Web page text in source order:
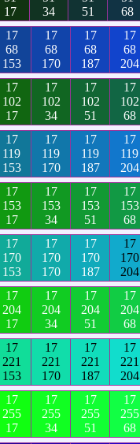
17
34
51
68
17
68
153
17
68
170
17
68
187
17
68
204
17
102
17
17
102
34
17
102
51
17
102
68
17
119
153
17
119
170
17
119
187
17
119
204
17
153
17
17
153
34
17
153
51
17
153
68
17
170
153
17
170
170
17
170
187
17
170
204
17
204
17
17
204
34
17
204
51
17
204
68
17
221
153
17
221
170
17
221
187
17
221
204
17
255
17
17
255
34
17
255
51
17
255
68